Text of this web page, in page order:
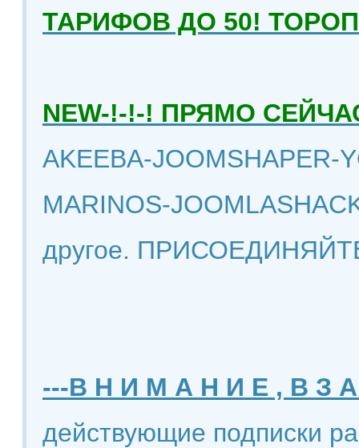
ТАРИФОВ ДО 50!
NEW-!-!-! ПРЯМО
AKEEBA-JOOMSHAPER-
MARINOS-
другое.
---В Н И М А Н И Е , В З
действующие подписки